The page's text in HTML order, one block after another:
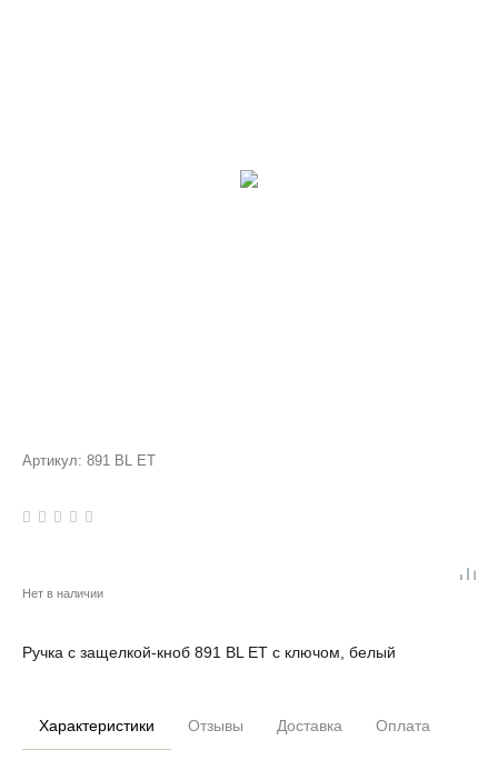
Артикул: 891 BL ET
Нет в наличии
Ручка с защелкой-кноб 891 BL ET с ключом, белый
Характеристики Отзывы Доставка Оплата